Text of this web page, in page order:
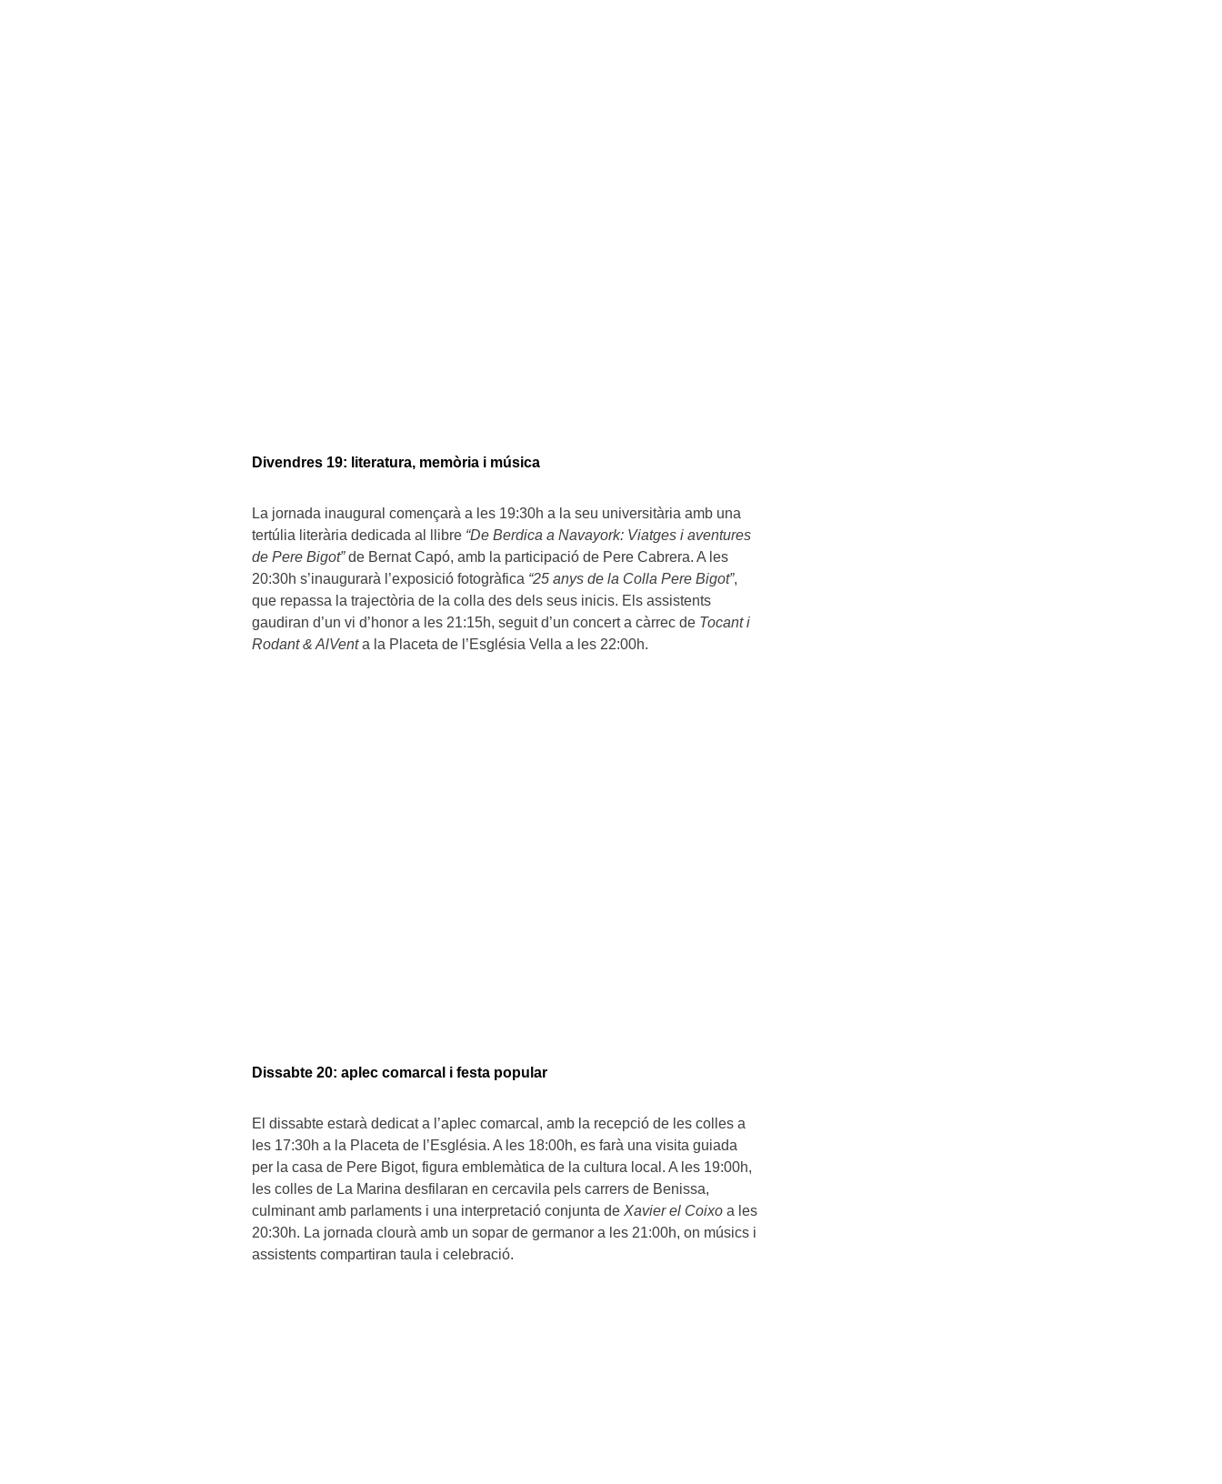
Divendres 19: literatura, memòria i música
La jornada inaugural començarà a les 19:30h a la seu universitària amb una
tertúlia literària dedicada al llibre “De Berdica a Navayork: Viatges i aventures
de Pere Bigot”de Bernat Capó, amb la participació de Pere Cabrera. A les
20:30h s’inaugurarà l’exposició fotogràfica “25 anys de la Colla Pere Bigot”,
que repassa la trajectòria de la colla des dels seus inicis. Els assistents
gaudiran d’un vi d’honor a les 21:15h, seguit d’un concert a càrrec de Tocant i
Rodant & AlVenta la Placeta de l’Església Vella a les 22:00h.
Dissabte 20: aplec comarcal i festa popular
El dissabte estarà dedicat a l’aplec comarcal, amb la recepció de les colles a
les 17:30h a la Placeta de l’Església. A les 18:00h, es farà una visita guiada
per la casa de Pere Bigot, figura emblemàtica de la cultura local. A les 19:00h,
les colles de La Marina desfilaran en cercavila pels carrers de Benissa,
culminant amb parlaments i una interpretació conjunta de Xavier el Coixo a les
20:30h. La jornada clourà amb un sopar de germanor a les 21:00h, on músics i
assistents compartiran taula i celebració.